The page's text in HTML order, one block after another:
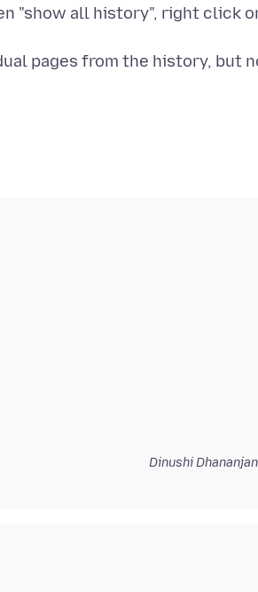
"show all history", right click
pages from the history, but